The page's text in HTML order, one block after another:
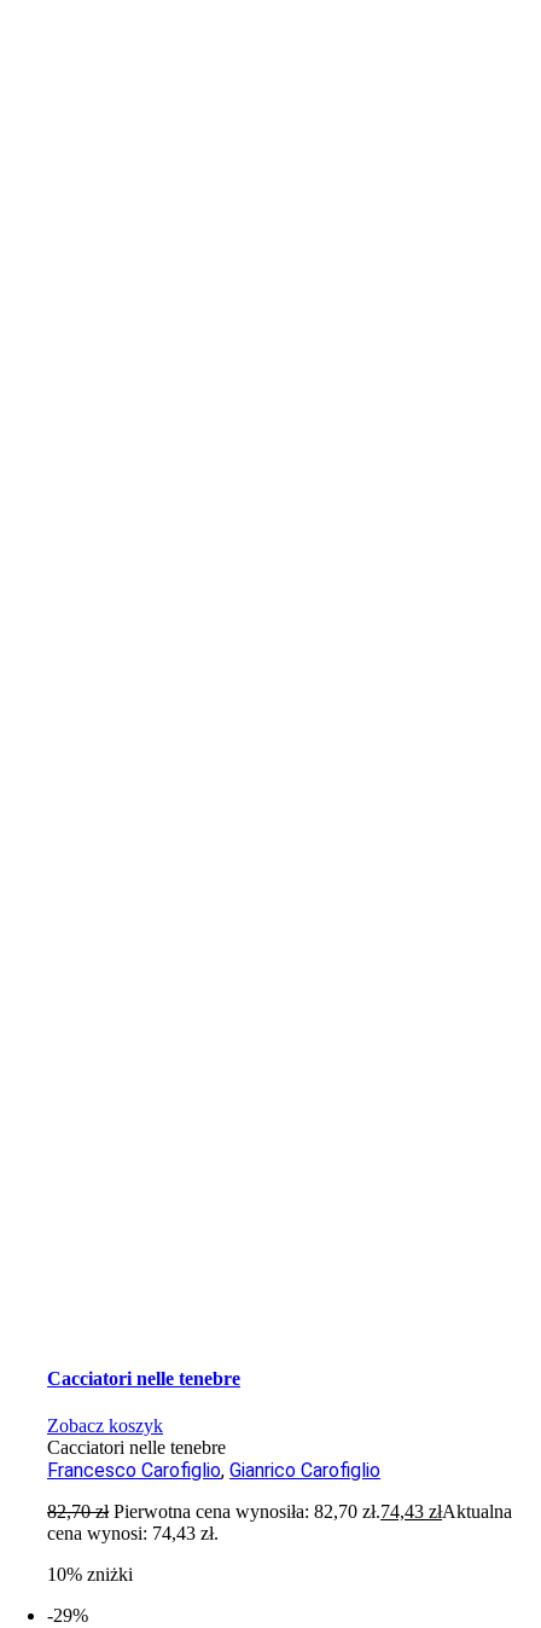
Cacciatori nelle tenebre
Zobacz koszyk
Cacciatori nelle tenebre
Francesco Carofiglio,Gianrico Carofiglio
82,70zł Pierwotna cena wynosiła: 82,70 zł.74,43złAktualna
cena wynosi: 74,43 zł.
10% zniżki
-29%